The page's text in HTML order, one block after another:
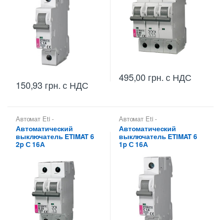
150,93 грн.с НДС
495,00 грн.с НДС
Автомат Eti -
Автоматические
выключатели Eti,
Автоматические
выключатели Etimat
Автоматические
Автоматический
выключатель ETIMAT 6
2p С 16А
Автомат Eti -
Автоматические
выключатели Eti,
Автоматические
выключатели Etimat
Автоматические
выключатели Etimat 6 (6 kA)
Автоматический
выключатель ETIMAT 6
1p С 16А